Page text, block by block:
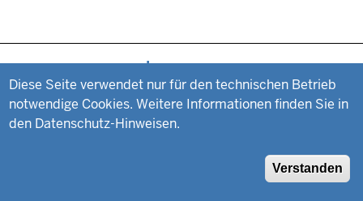
Diese Seite verwendet nur für den technischen Betrieb
notwendige Cookies. Weitere Informationen finden Sie in
den Datenschutz-Hinweisen.
Verstanden
Fußzeile Impressum
Datenschutz